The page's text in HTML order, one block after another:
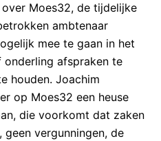
over Moes32, de tijdelijke
ambtenaar
mee te gaan in het
onderling afspraken te
houden. Joachim
op Moes32 een heuse
die voorkomt dat zaken
geen vergunningen, de